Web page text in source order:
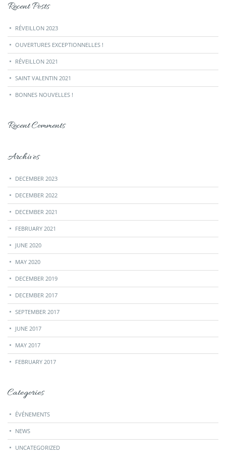
Recent Posts
RÉVEILLON 2023
OUVERTURES EXCEPTIONNELLES !
RÉVEILLON 2021
SAINT VALENTIN 2021
BONNES NOUVELLES !
Recent Comments
Archives
DECEMBER 2023
DECEMBER 2022
DECEMBER 2021
FEBRUARY 2021
JUNE 2020
MAY 2020
DECEMBER 2019
DECEMBER 2017
SEPTEMBER 2017
JUNE 2017
MAY 2017
FEBRUARY 2017
Categories
ÉVÉNEMENTS
NEWS
UNCATEGORIZED